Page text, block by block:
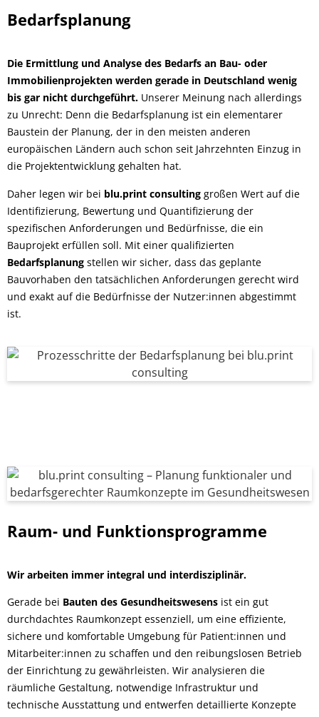
Bedarfsplanung
Die Ermittlung und Analyse des Bedarfs an Bau- oder
Immobilienprojekten werden gerade in Deutschland wenig
bis gar nicht durchgeführt. Unserer Meinung nach allerdings
zu Unrecht: Denn die Bedarfsplanung ist ein elementarer
Baustein der Planung, der in den meisten anderen
europäischen Ländern auch schon seit Jahrzehnten Einzug in
die Projektentwicklung gehalten hat.
Daher legen wir bei blu.print consulting großen Wert auf die
Identifizierung, Bewertung und Quantifizierung der
spezifischen Anforderungen und Bedürfnisse, die ein
Bauprojekt erfüllen soll. Mit einer qualifizierten
Bedarfsplanung stellen wir sicher, dass das geplante
Bauvorhaben den tatsächlichen Anforderungen gerecht wird
und exakt auf die Bedürfnisse der Nutzer:innen abgestimmt
ist.
Raum- und Funktionsprogramme
Wir arbeiten immer integral und interdisziplinär.
Gerade bei Bauten des Gesundheitswesens ist ein gut
durchdachtes Raumkonzept essenziell, um eine effiziente,
sichere und komfortable Umgebung für Patient:innen und
Mitarbeiter:innen zu schaffen und den reibungslosen Betrieb
der Einrichtung zu gewährleisten. Wir analysieren die
räumliche Gestaltung, notwendige Infrastruktur und
technische Ausstattung und entwerfen detaillierte Konzepte